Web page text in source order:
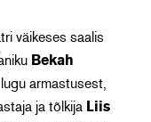
väikeses saalis
Bekah
armastusest,
ja tõlkija Liis